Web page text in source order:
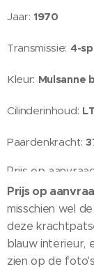
Jaar:1970
Transmissie: 4-
Kleur: Mulsanne
Cilinderinhoud:
Paardenkracht:
Prijs op
Prijs op
misschien wel
deze
blauw interieur,
zien op de